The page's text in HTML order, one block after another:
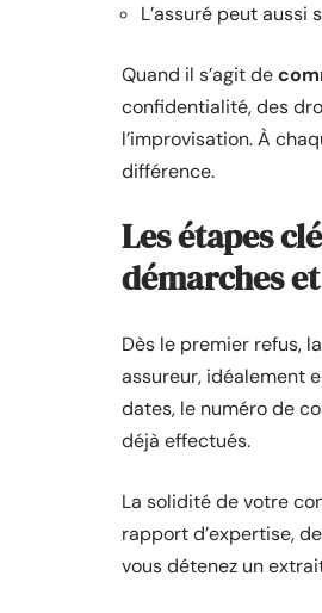
L’assuré peut
Quand il s’agit de
confidentialité, des
l’improvisation. À
différence.
Les étapes
démarches
Dès le premier refus, la
assureur, idéalement
dates, le numéro de
déjà effectués.
La solidité de votre
rapport d’expertise,
vous détenez un